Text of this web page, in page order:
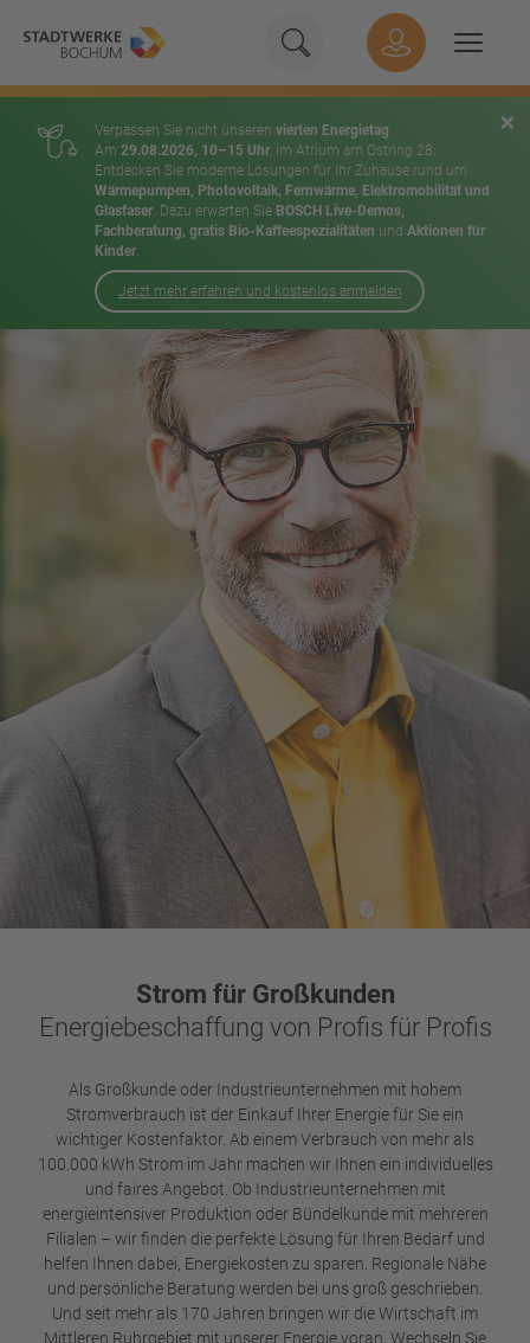
×
Verpassen Sie nicht unseren vierten Energietag
Am 29.08.2026, 10–15 Uhr, im Atrium am Ostring 28:
Entdecken Sie moderne Lösungen für Ihr Zuhause rund um
Wärmepumpen, Photovoltaik, Fernwärme, Elektromobilität und
Glasfaser. Dazu erwarten Sie BOSCH Live-Demos,
Fachberatung, gratis Bio-Kaffeespezialitäten und Aktionen für
Kinder.
Jetzt mehr erfahren und kostenlos anmelden
Geben Sie hier Ihren
Suchen
Hauptnavigation
Strom für Großkunden
Energiebeschaffung von Profis für Profis
Als Großkunde oder Industrieunternehmen mit hohem
Stromverbrauch ist der Einkauf Ihrer Energie für Sie ein
wichtiger Kostenfaktor. Ab einem Verbrauch von mehr als
100.000 kWh Strom im Jahr machen wir Ihnen ein individuelles
und faires Angebot. Ob Industrieunternehmen mit
energieintensiver Produktion oder Bündelkunde mit mehreren
Filialen – wir finden die perfekte Lösung für Ihren Bedarf und
helfen Ihnen dabei, Energiekosten zu sparen. Regionale Nähe
und persönliche Beratung werden bei uns groß geschrieben.
Und seit mehr als 170 Jahren bringen wir die Wirtschaft im
Mittleren Ruhrgebiet mit unserer Energie voran. Wechseln Sie